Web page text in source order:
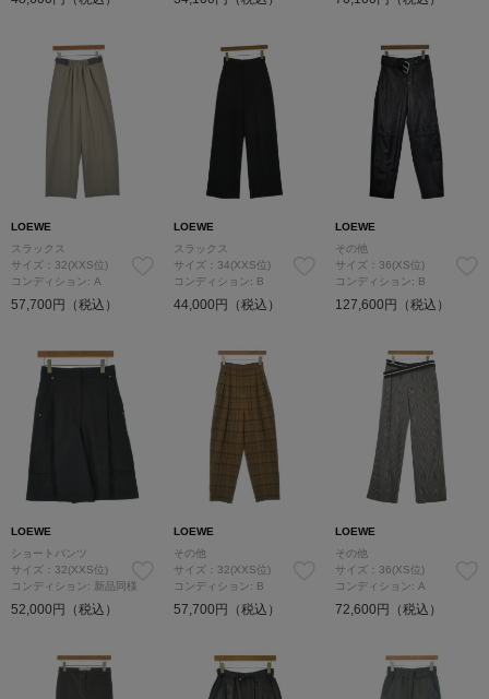
LOEWE
スラックス
サイズ：32(XXS位)
コンディション: A
57,700円（税込）
LOEWE
スラックス
サイズ：34(XXS位)
コンディション: B
44,000円（税込）
LOEWE
その他
サイズ：36(XS位)
コンディション: B
127,600円（税込）
LOEWE
ショートパンツ
サイズ：32(XXS位)
コンディション: 新品同様
52,000円（税込）
LOEWE
その他
サイズ：32(XXS位)
コンディション: B
57,700円（税込）
LOEWE
その他
サイズ：36(XS位)
コンディション: A
72,600円（税込）